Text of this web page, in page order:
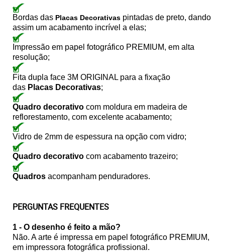
Bordas das Placas Decorativas pintadas de preto, dando
assim um acabamento incrível a elas;
Impressão em papel fotográfico PREMIUM, em alta
resolução;
Fita dupla face 3M ORIGINAL para a fixação
das Placas Decorativas;
Quadro decorativo com moldura em madeira de
reflorestamento, com excelente acabamento;
Vidro de 2mm de espessura na opção com vidro;
Quadro decorativo com acabamento trazeiro;
Quadros acompanham penduradores.
PERGUNTAS FREQUENTES
1 - O desenho é feito a mão?
Não. A arte é impressa em papel fotográfico PREMIUM,
em impressora fotográfica profissional.